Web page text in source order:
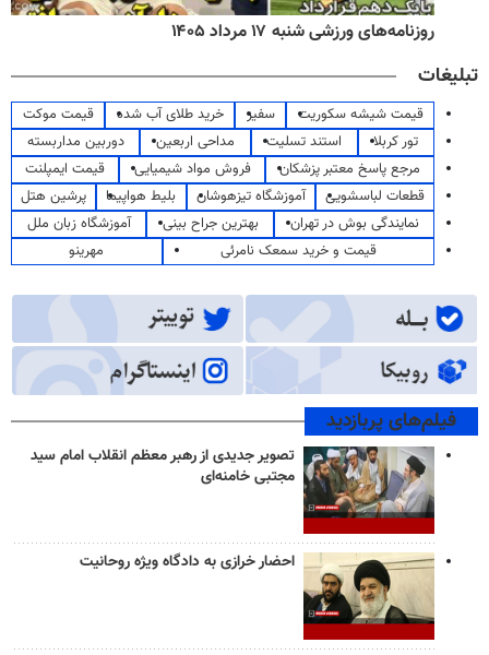
روزنامه‌های ورزشی شنبه ۱۷ مرداد ۱۴۰۵
تبلیغات
قیمت شیشه سکوریت سفیر خرید طلای آب شده
قیمت موکت
تور کربلا
استند تسلیت مداحی اربعین
دوربین مداربسته
مرجع پاسخ معتبر پزشکان
فروش مواد شیمیایی
قیمت ایمپلنت
قطعات لباسشویی
آموزشگاه تیزهوشان بلیط هواپیما
پرشین هتل
نمایندگی بوش در تهران
بهترین جراح بینی
آموزشگاه زبان ملل
قیمت و خرید سمعک نامرئی
مهرینو
فیلم‌های پربازدید
تصویر جدیدی از رهبر معظم انقلاب امام سید
مجتبی خامنه‌ای
احضار خرازی به دادگاه ویژه روحانیت